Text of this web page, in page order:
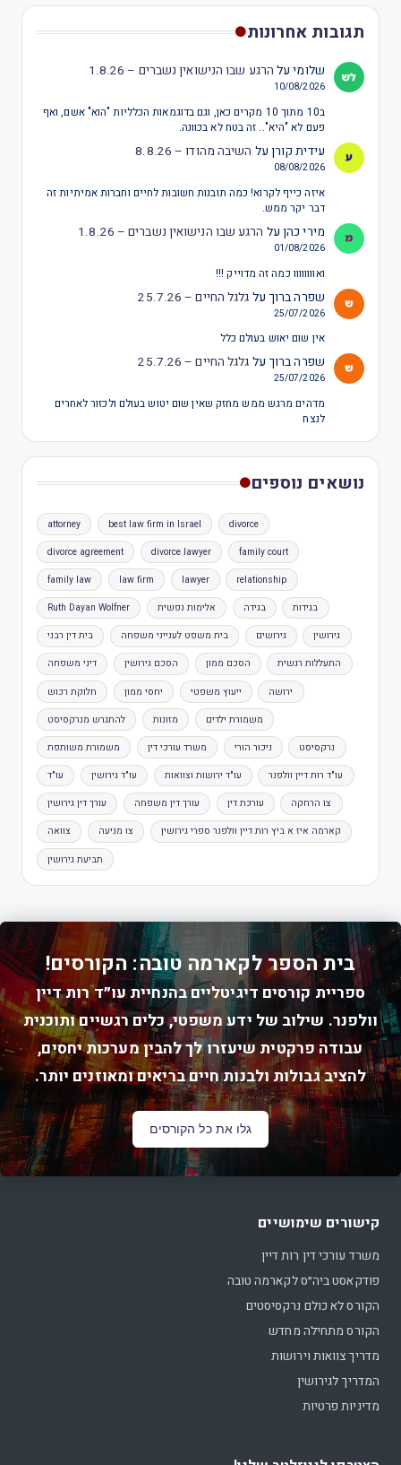
תגובות אחרונות
שלומיעל הרגע שבו הנישואין נשברים – 1.8.26
10/08/2026
ב10 מתוך 10 מקרים כאן, וגם בדוגמאות הכלליות "הוא" אשם, ואף
פעם לא "היא".. זה בטח לא בכוונה.
עידית קורן על השיבה מהודו – 8.8.26
08/08/2026
איזה כייף לקרוא! כמה תובנות חשובות לחיים וחברות אמיתיות זה
דבר יקר ממש.
מירי כהן על הרגע שבו הנישואין נשברים – 1.8.26
01/08/2026
ואוווווווו כמה זה מדוייק !!!
שפרה ברוך על גלגל החיים – 25.7.26
25/07/2026
אין שום יאוש בעולם כלל
שפרה ברוך על גלגל החיים – 25.7.26
25/07/2026
מדהים מרגש ממש מחזק שאין שום יטוש בעולם ולכזור לאחרים
לנצח
נושאים נוספים
attorney best law firm in Israel divorce
divorce agreement divorce lawyer family court
family law law firm lawyer relationship
Ruth Dayan Wolfner אלימות נפשית בגידה בגידות
בית דין רבני בית משפט לענייני משפחה גירושים גירושין
דיני משפחה הסכם גירושין הסכם ממון התעללות רגשית
חלוקת רכוש יחסי ממון ייעוץ משפטי ירושה
להתגרש מנרקסיסט מזונות משמורת ילדים
משמורת משותפת משרד עורכי דין ניכור הורי נרקסיסט
עו"ד עו"ד גירושין עו"ד ירושות וצוואות עו"ד רות דיין וולפנר
עורך דין גירושין עורך דין משפחה עורכת דין צו הרחקה
צוואה צו מניעה קארמה איז א ביץ רות דיין וולפנר ספרי גירושין
תביעת גירושין
בית הספר לקארמה טובה: הקורסים!
ספריית קורסים דיגיטליים בהנחיית עו״ד רות דיין
וולפנר. שילוב של ידע משפטי, כלים רגשיים ותוכנית
עבודה פרקטית שיעזרו לך להבין מערכות יחסים,
להציב גבולות ולבנות חיים בריאים ומאוזנים יותר.
גלו את כל הקורסים
קישורים שימושיים
משרד עורכי דין רות דיין
פודקאסט ביה״ס לקארמה טובה
הקורס לא כולם נרקסיסטים
הקורס מתחילה מחדש
מדריך צוואות וירושות
המדריך לגירושין
מדיניות פרטיות